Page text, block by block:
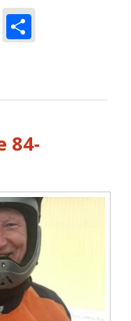
Pinterest
84-